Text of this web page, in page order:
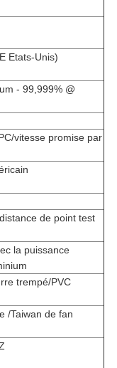
Etats-Unis)
- 99,999% @
vitesse promise par
de point test
la puissance
trempé/PVC
/Taiwan de fan